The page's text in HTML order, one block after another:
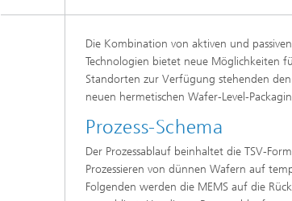
Die Kombination von aktiven und
Technologien bietet neue Möglichkeiten
Standorten zur Verfügung stehenden
neuen hermetischen Wafer-Level-
Prozess-Schema
Der Prozessablauf beinhaltet die TSV-
Prozessieren von dünnen Wafern auf
Folgenden werden die MEMS auf die